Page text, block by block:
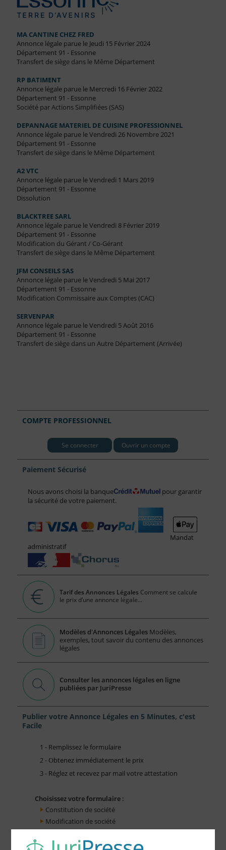
MA CANTINE CHEZ FRED
Annonce légale parue le Jeudi 15 Février 2024
Département 91 - Essonne
Transfert de siège dans le Même Département
RP BATIMENT
Annonce légale parue le Mercredi 16 Février 2022
Département 91 - Essonne
Société par Actions Simplifiées (SAS)
DEPANNAGE MATERIEL DE CUISINE PROFESSIONNEL
Annonce légale parue le Vendredi 26 Novembre 2021
Département 91 - Essonne
Transfert de siège dans le Même Département
A2 VTC
Annonce légale parue le Vendredi 1 Mars 2019
Département 91 - Essonne
Dissolution
BLACKTREE SARL
Annonce légale parue le Vendredi 8 Février 2019
Département 91 - Essonne
Modification du Gérant / Co-Gérant
Transfert de siège dans le Même Département
JFM CONSEILS SAS
Annonce légale parue le Vendredi 5 Mai 2017
Département 91 - Essonne
Modification Commissaire aux Comptes (CAC)
SERVENPAR
Annonce légale parue le Vendredi 5 Août 2016
Département 91 - Essonne
Transfert de siège dans un Autre Département (Arrivée)
COMPTE PROFESSIONNEL
Se connecter Ouvrir un compte
Paiement Sécurisé
Nous avons choisi la banque
pour garantir
la sécurité de votre paiement.
Mandat
administratif
Tarif des Annonces Légales Comment se calcule
le prix d’une annonce légale...
Modèles d'Annonces Légales Modèles,
exemples, tout savoir du contenu des annonces
légales
Consulter les annonces légales en ligne
publiées par JuriPresse
Publier votre Annonce Légales en 5 Minutes, c'est
Facile
1 - Remplissez le formulaire
2 - Obtenez immédiatement le prix
3 - Réglez et recevez par mail votre attestation
Choisissez votre formulaire :
Constitution de société
Modification de société
Cessation d'activité